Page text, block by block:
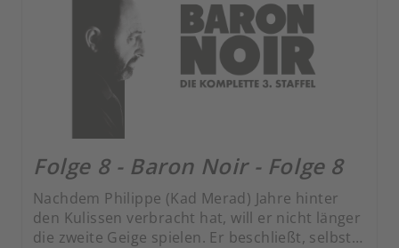
Folge 8 - Baron Noir - Folge 8
Nachdem Philippe (Kad Merad) Jahre hinter
den Kulissen verbracht hat, will er nicht länger
die zweite Geige spielen. Er beschließt, selbst